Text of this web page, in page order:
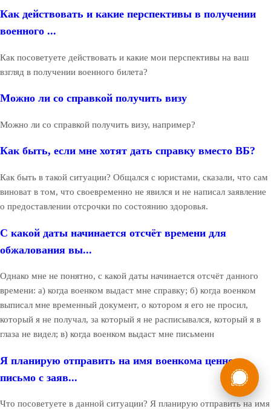
Как действовать и какие перспективы в получении
военного ...
Как посоветуете действовать и какие мои перспективы на ваш
взгляд в получении военного билета?
Можно ли со справкой получить визу
Можно ли со справкой получить визу, например?
Как быть, если мне хотят дать справку вместо ВБ?
Как быть в такой ситуации? Общался с юристами, сказали, что сам
виноват в том, что своевременно не явился и не написал заявление
о предоставлении отсрочки по состоянию здоровья.
С какой даты начинается отсчёт времени для
обжалования вы...
Однако мне не понятно, с какой даты начинается отсчёт данного
времени: а) когда военком выдаст мне справку; б) когда военком
выписал мне временный документ, о котором я его не просил,
который я не получал, за который я не расписывался, который я в
глаза не видел; в) когда военком выдаст мне письменн
Я планирую отправить на имя военкома ценное
письмо с заяв...
Что посоветуете в данной ситуации? Я планирую отправить на имя
Мы в России